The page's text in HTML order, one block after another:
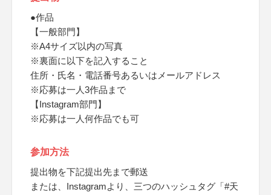
●作品
【一般部門】
※A4サイズ以内の写真
※裏面に以下を記入すること
住所・氏名・電話番号あるいはメールアドレス
※応募は一人3作品まで
【Instagram部門】
※応募は一人何作品でも可
参加方法
提出物を下記提出先まで郵送
または、Instagramより、三つのハッシュタグ「#天